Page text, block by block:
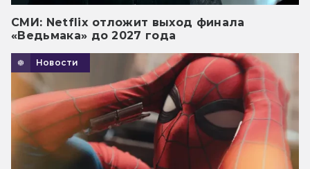
СМИ: Netflix отложит выход финала
«Ведьмака» до 2027 года
Новости